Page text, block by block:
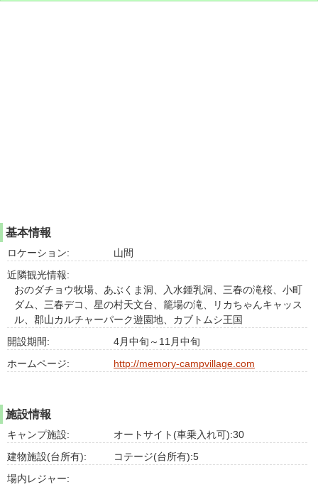
基本情報
ロケーション:
山間
近隣観光情報:
おのダチョウ牧場、あぶくま洞、入水鍾乳洞、三春の滝桜、小町
ダム、三春デコ、星の村天文台、籠場の滝、リカちゃんキャッス
ル、郡山カルチャーパーク遊園地、カブトムシ王国
開設期間:
4月中旬～11月中旬
ホームページ:
http://memory-campvillage.com
施設情報
キャンプ施設:
オートサイト(車乗入れ可):30
建物施設(台所有):
コテージ(台所有):5
場内レジャー: